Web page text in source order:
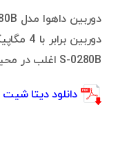
دوربین داهوا مدل DH-IPC-HDW2441TMP-S-0280B از سری
S-0280B اغلب در محیط‌های داخلی مورد استفاده قرار می‌گیرد.
دانلود دیتا شیت DH-IPC-HDW2441TMP-S-0280B